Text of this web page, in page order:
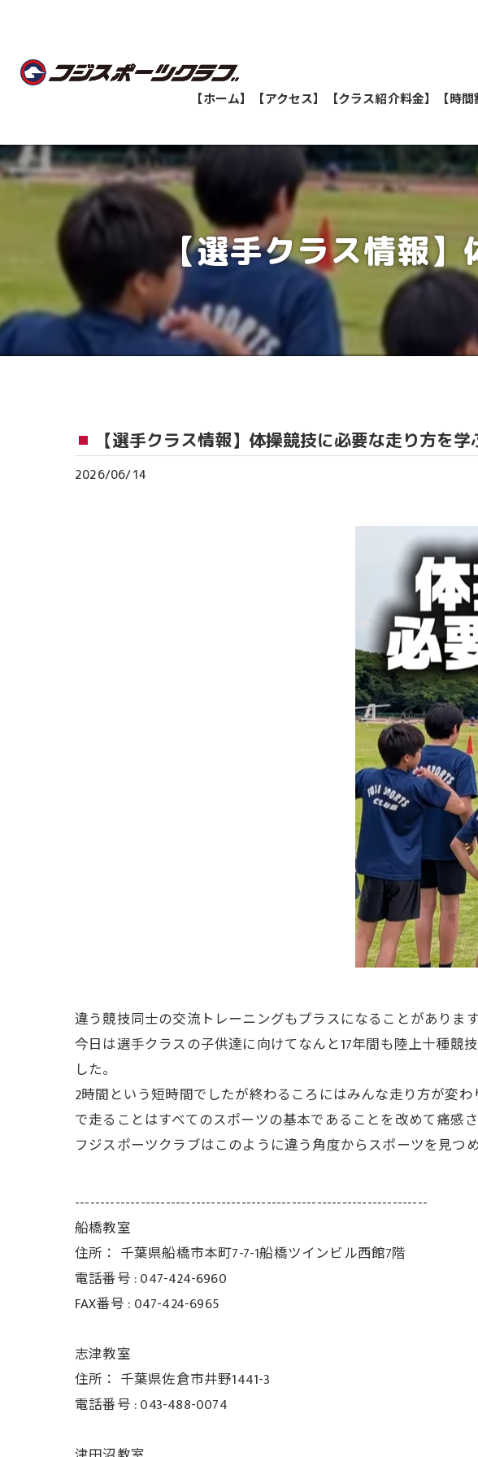
【ホーム】 【アクセス】
志津教室
津田沼教室
八千代緑が丘教室
印西牧の原教室
【クラス紹介料金】 【時
【選手クラス情報
【選手クラス情報】体操競技に必要な走り方を学
2026/06/14
違う競技同士の交流トレーニングもプラスになることがあります
今日は選手クラスの子供達に向けてなんと17年間も陸上十種
した。
2時間という短時間でしたが終わるころにはみんな走り方が変
で走ることはすべてのスポーツの基本であることを改めて痛感
フジスポーツクラブはこのように違う角度からスポーツを見つ
----------------------------------------------------------------------
船橋教室
住所： 千葉県船橋市本町7-7-1船橋ツインビル西館7階
電話番号 :047-424-6960
FAX番号 : 047-424-6965
志津教室
住所： 千葉県佐倉市井野1441-3
電話番号 :043-488-0074